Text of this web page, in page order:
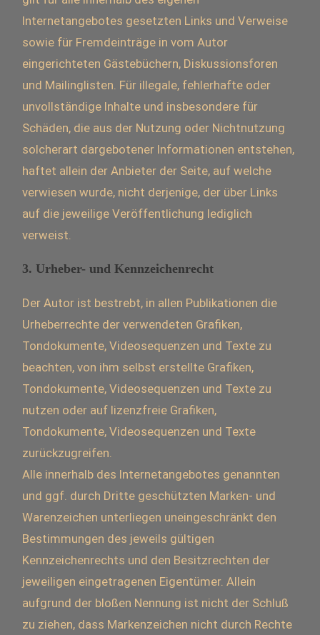
Internetangebotes gesetzten Links und Verweise
sowie für Fremdeinträge in vom Autor
eingerichteten Gästebüchern, Diskussionsforen
und Mailinglisten. Für illegale, fehlerhafte oder
unvollständige Inhalte und insbesondere für
Schäden, die aus der Nutzung oder Nichtnutzung
solcherart dargebotener Informationen entstehen,
haftet allein der Anbieter der Seite, auf welche
verwiesen wurde, nicht derjenige, der über Links
auf die jeweilige Veröffentlichung lediglich
verweist.
3. Urheber- und Kennzeichenrecht
Der Autor ist bestrebt, in allen Publikationen die
Urheberrechte der verwendeten Grafiken,
Tondokumente, Videosequenzen und Texte zu
beachten, von ihm selbst erstellte Grafiken,
Tondokumente, Videosequenzen und Texte zu
nutzen oder auf lizenzfreie Grafiken,
Tondokumente, Videosequenzen und Texte
zurückzugreifen.
Alle innerhalb des Internetangebotes genannten
und ggf. durch Dritte geschützten Marken- und
Warenzeichen unterliegen uneingeschränkt den
Bestimmungen des jeweils gültigen
Kennzeichenrechts und den Besitzrechten der
jeweiligen eingetragenen Eigentümer. Allein
aufgrund der bloßen Nennung ist nicht der Schluß
zu ziehen, dass Markenzeichen nicht durch Rechte